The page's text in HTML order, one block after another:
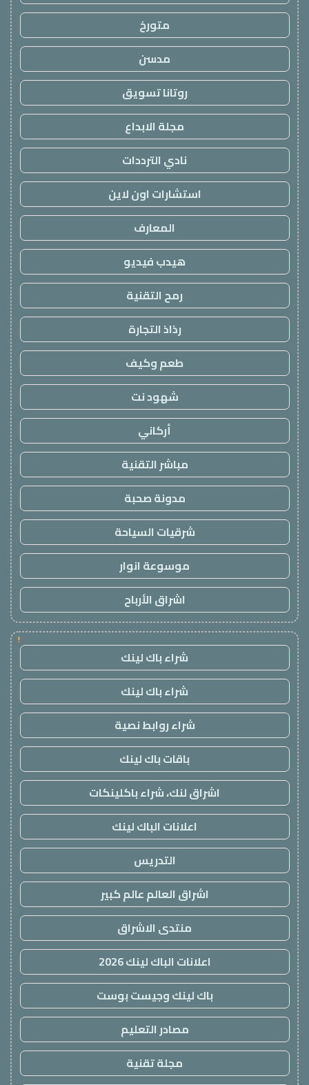
متورخ
مدسن
روتانا تسويق
مجلة الابداع
نادي الترددات
استشارات اون لاين
المعارف
هيدب فيديو
رمح التقنية
رذاذ التجارة
طعم وكيف
شهود نت
أركاني
مباشر التقنية
مدونة صحبة
شرقيات السياحة
موسوعة انوار
اشراق الأرباح
!
شراء باك لينك
شراء باك لينك
شراء روابط نصية
باقات باك لينك
اشراق لنك، شراء باكلينكات
اعلانات الباك لينك
التدريس
اشراق العالم عالم كبير
منتدى الاشراق
اعلانات الباك لينك 2026
باك لينك وجيست بوست
مصادر التعليم
مجلة تقنية